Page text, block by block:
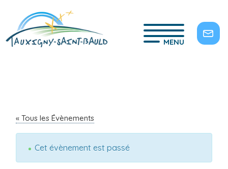
MENU
« Tous les Évènements
Cet évènement est passé